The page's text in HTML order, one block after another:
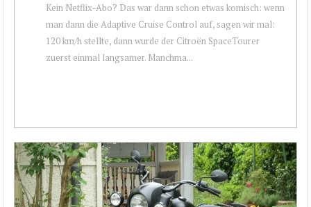
Kein Netflix-Abo? Das war dann schon etwas komisch: wenn
man dann die Adaptive Cruise Control auf, sagen wir mal:
120 km/h stellte, dann wurde der Citroën SpaceTourer
zuerst einmal langsamer. Manchma...